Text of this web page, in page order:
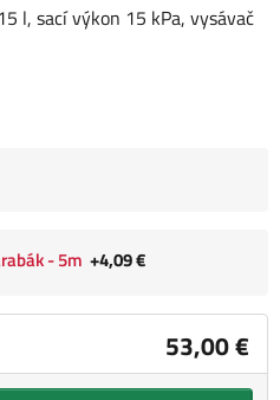
53,00 €
l, sací výkon 15 kPa, vysávač
- 5m +4,09 €